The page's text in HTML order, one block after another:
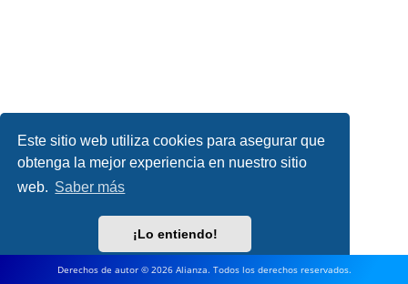
Este sitio web utiliza cookies para asegurar que
obtenga la mejor experiencia en nuestro sitio
web. Saber más
¡Lo entiendo!
Derechos de autor © 2026 Alianza. Todos los derechos reservados.